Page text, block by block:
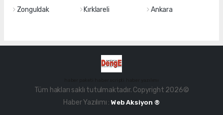
Zonguldak
Kırklareli Ankara
Tüm hakları saklı tutulmaktadır. Copyright 2026©
Haber Yazılımı :Web Aksiyon ®